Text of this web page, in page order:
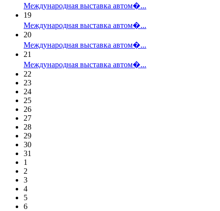
Международная выставка автом�...
19
Международная выставка автом�...
20
Международная выставка автом�...
21
Международная выставка автом�...
22
23
24
25
26
27
28
29
30
31
1
2
3
4
5
6